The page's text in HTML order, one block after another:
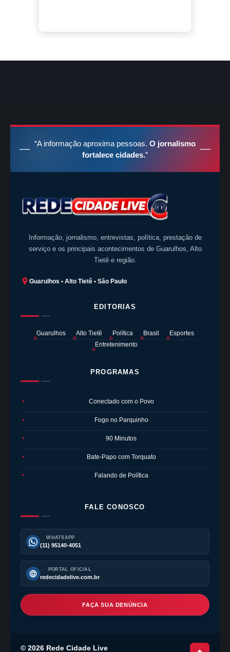
“A informação aproxima pessoas. O jornalismo
fortalece cidades.”
Informação, jornalismo, entrevistas, política, prestação de
serviço e os principais acontecimentos de Guarulhos, Alto
Tietê e região.
Guarulhos • Alto Tietê • São Paulo
EDITORIAS
Guarulhos Alto Tietê Política Brasil
Esportes
Entretenimento
PROGRAMAS
● Conectado com o Povo
● Fogo no Parquinho
● 90 Minutos
● Bate-Papo com Torquato
● Falando de Política
FALE CONOSCO
WHATSAPP
(11) 95140-4051
PORTAL OFICIAL
redecidadelive.com.br
FAÇA SUA DENÚNCIA
© 2026 Rede Cidade Live